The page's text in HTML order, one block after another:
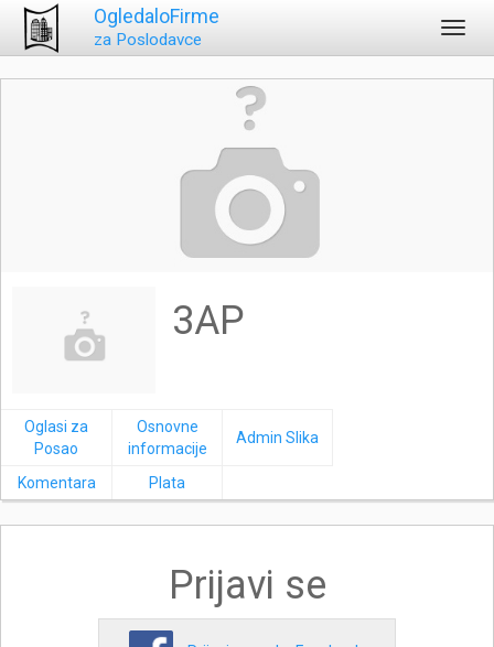
OgledaloFirme
za Poslodavce
3AP
Oglasi za
Posao
Osnovne
informacije
Admin Slika
Komentara Plata
Prijavi se